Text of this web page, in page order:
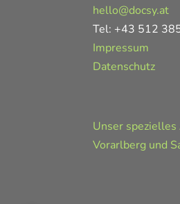
hello@docsy.at
Tel: +43 512
Impressum
Datenschutz
Unser
Vorarlberg und